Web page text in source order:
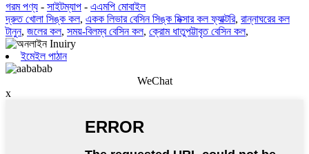
গরম পণ্য - সাইটম্যাপ - এএমপি মোবাইল
দ্রুত খোলা সিঙ্ক কল, একক লিভার বেসিন সিঙ্ক মিক্সার কল ফ্যাক্টরি, রান্নাঘরের কল
টানুন, জলের কল, সময়-বিলম্ব বেসিন কল, ক্রোম ধাতুপট্টাবৃত বেসিন কল,
ইমেইল পাঠান
WeChat
x